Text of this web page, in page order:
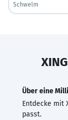
Schwelm
Über eine
Entdecke mit
passt.